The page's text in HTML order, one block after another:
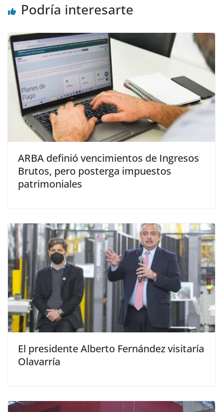
Podría interesarte
ARBA definió vencimientos de Ingresos
Brutos, pero posterga impuestos
patrimoniales
El presidente Alberto Fernández visitaría
Olavarría